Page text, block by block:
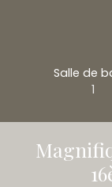
Salle de
1